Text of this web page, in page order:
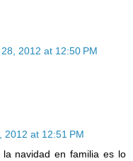
2012 at 12:50 PM
2012 at 12:51 PM
navidad en familia es lo